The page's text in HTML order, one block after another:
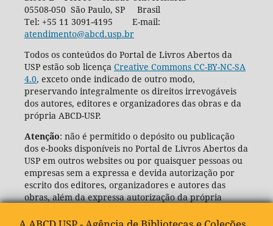
05508-050 São Paulo, SP Brasil
Tel: +55 11 3091-4195 E-mail:
atendimento@abcd.usp.br
Todos os conteúdos do Portal de Livros Abertos da
USP estão sob licença Creative Commons CC-BY-NC-SA
4.0, exceto onde indicado de outro modo,
preservando integralmente os direitos irrevogáveis
dos autores, editores e organizadores das obras e da
própria ABCD-USP.
Atenção: não é permitido o depósito ou publicação
dos e-books disponíveis no Portal de Livros Abertos da
USP em outros websites ou por quaisquer pessoas ou
empresas sem a expressa e devida autorização por
escrito dos editores, organizadores e autores das
obras, além da expressa autorização da própria
(ABCD-USP).